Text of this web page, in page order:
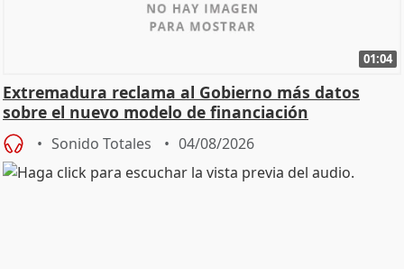
01:04
Extremadura reclama al Gobierno más datos
sobre el nuevo modelo de financiación
Sonido Totales 04/08/2026